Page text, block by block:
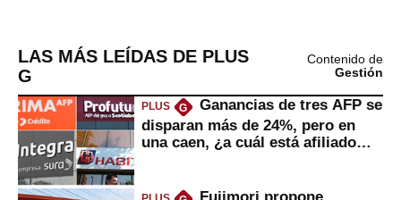
LAS MÁS LEÍDAS DE PLUS
G
Contenido de
Gestión
PLUS G
Ganancias de tres AFP se
disparan más de 24%, pero en
una caen, ¿a cuál está afiliado